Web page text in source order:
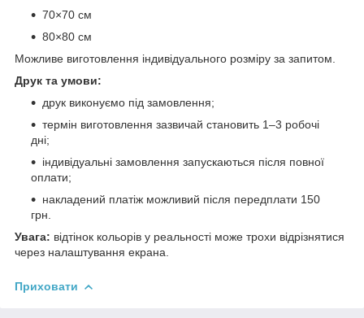
70×70 см
80×80 см
Можливе виготовлення індивідуального розміру за запитом.
Друк та умови:
друк виконуємо під замовлення;
термін виготовлення зазвичай становить 1–3 робочі
дні;
індивідуальні замовлення запускаються після повної
оплати;
накладений платіж можливий після передплати 150
грн.
Увага: відтінок кольорів у реальності може трохи відрізнятися
через налаштування екрана.
Приховати